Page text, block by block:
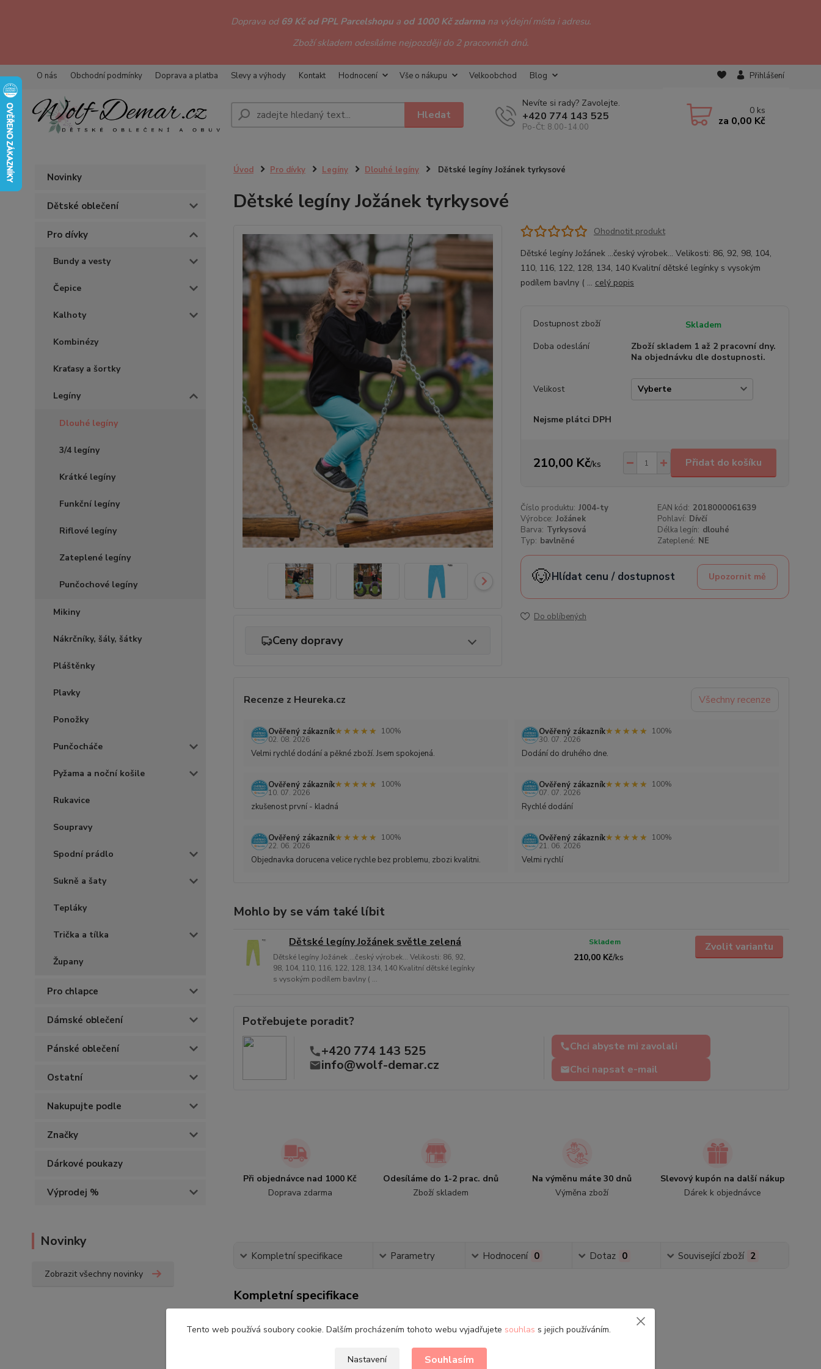
Doprava od 69 Kč od PPL Parcelshopua od 1000 Kč zdarma na výdejní místa i adresu.
Zboží skladem odesíláme nejpozději do 2 pracovních dnů.
O nás Obchodní podmínky Doprava a platba Slevy a výhody Kontakt Hodnocení Vše o nákupu Velkoobchod Blog Přihlášení
Hledat
Nevíte si rady? Zavolejte.
+420 774 143 525
Po-Čt: 8.00-14.00
0 ks
za 0,00 Kč
Novinky
Dětské oblečení
Pro dívky
Bundy a vesty
Čepice
Kalhoty
Kombinézy
Kraťasy a šortky
Legíny
Dlouhé legíny
3/4 legíny
Krátké legíny
Funkční legíny
Riflové legíny
Zateplené legíny
Punčochové legíny
Mikiny
Nákrčníky, šály, šátky
Pláštěnky
Plavky
Ponožky
Punčocháče
Pyžama a noční košile
Rukavice
Soupravy
Spodní prádlo
Sukně a šaty
Tepláky
Trička a tílka
Župany
Pro chlapce
Dámské oblečení
Pánské oblečení
Ostatní
Nakupujte podle
Značky
Dárkové poukazy
Výprodej %
Novinky
Zobrazit všechny novinky
Úvod Pro dívky Legíny Dlouhé legíny Dětské legíny Jožánek tyrkysové
Dětské legíny Jožánek tyrkysové
Ceny dopravy
Ohodnotit produkt
Dětské legíny Jožánek ...český výrobek... Velikosti: 86, 92, 98, 104,
110, 116, 122, 128, 134, 140 Kvalitní dětské legínky s vysokým
podílem bavlny ( ... celý popis
Dostupnost zboží
Skladem
Doba odeslání
Zboží skladem 1 až 2 pracovní dny.
Na objednávku dle dostupnosti.
Velikost
Nejsme plátci DPH
210,00 Kč/ks Přidat do košíku
Číslo produktu: J004-ty EAN kód: 2018000061639
Výrobce: Jožánek Pohlaví: Dívčí
Barva: Tyrkysová Délka legín: dlouhé
Typ: bavlněné Zateplené: NE
🐶Hlídat cenu / dostupnost Upozornit mě
Do oblíbených
Recenze z Heureka.cz Všechny recenze
Ověřený zákazník★★★★★
★★★★★
100%
02. 08. 2026
Velmi rychlé dodání a pěkné zboží. Jsem spokojená.
Ověřený zákazník★★★★★
★★★★★
100%
30. 07. 2026
Dodání do druhého dne.
Ověřený zákazník★★★★★
★★★★★
100%
10. 07. 2026
zkušenost první - kladná
Ověřený zákazník★★★★★
★★★★★
100%
07. 07. 2026
Rychlé dodání
Ověřený zákazník★★★★★
★★★★★
100%
22. 06. 2026
Objednavka dorucena velice rychle bez problemu, zbozi kvalitni.
Ověřený zákazník★★★★★
★★★★★
100%
21. 06. 2026
Velmi rychlí
Mohlo by se vám také líbit
Dětské legíny Jožánek světle zelená
Dětské legíny Jožánek ...český výrobek... Velikosti: 86, 92,
98, 104, 110, 116, 122, 128, 134, 140 Kvalitní dětské legínky
s vysokým podílem bavlny ( ...
210,00 Kč/ks
Skladem Zvolit variantu
Potřebujete poradit?
+420 774 143 525
info@wolf-demar.cz
Chci abyste mi zavolali
Chci napsat e-mail
Při objednávce nad 1000 Kč
Doprava zdarma
Odesíláme do 1-2 prac. dnů
Zboží skladem
Na výměnu máte 30 dnů
Výměna zboží
Slevový kupón na další nákup
Dárek k objednávce
Kompletní specifikace Parametry Hodnocení 0 Dotaz 0 Související zboží 2
Kompletní specifikace
Dětské legíny Jožánek
Tento web používá soubory cookie. Dalším procházením tohoto webu vyjadřujete souhlas s jejich používáním.
Nastavení Souhlasím